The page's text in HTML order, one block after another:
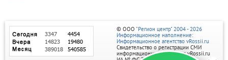
© ООО "Регион центр" 2004 - 2026
Информационное наполнение:
Информационное агентство vRossii.ru
Свидетельство о регистрации СМИ
информационного агентства vRossii.ru